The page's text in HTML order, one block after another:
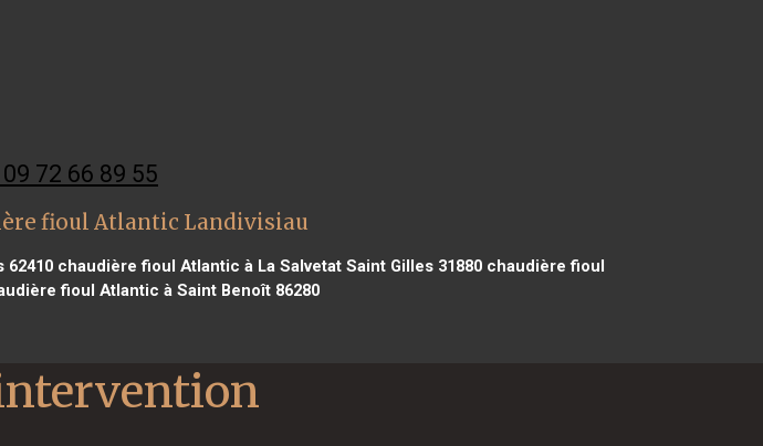
72 66 89 55
fioul Atlantic Landivisiau
chaudière fioul Atlantic à La Salvetat Saint Gilles 31880chaudière fioul
fioul Atlantic à Saint Benoît 86280